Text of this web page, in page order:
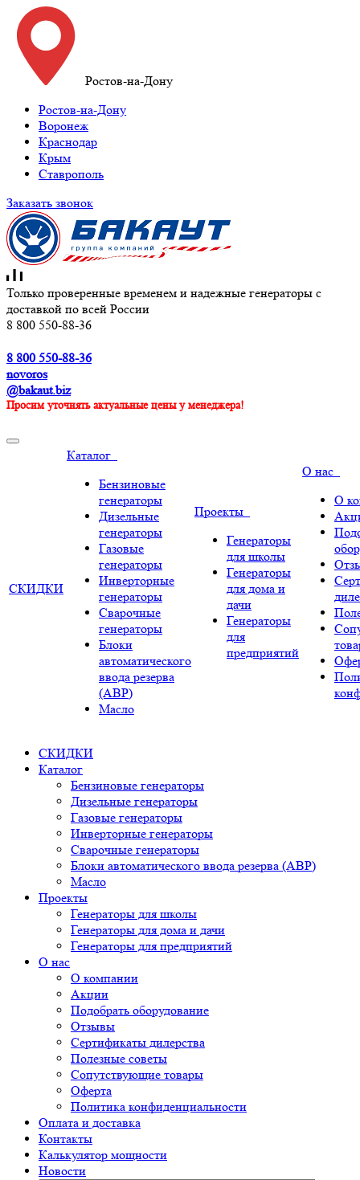
Ростов-на-Дону
Ростов-на-Дону
Воронеж
Краснодар
Крым
Ставрополь
Заказать звонок
Только проверенные временем и надежные генераторы с
доставкой по всей России
8 800 550-88-36
8 800 550-88-36
novoros
@bakaut.biz
Просим уточнять актуальные цены у менеджера!
СКИДКИ
Каталог
Бензиновые
генераторы
Дизельные
генераторы
Газовые
генераторы
Инверторные
генераторы
Сварочные
генераторы
Блоки
автоматического
ввода резерва
(АВР)
Масло
Проекты
Генераторы
для школы
Генераторы
для дома и
дачи
Генераторы
для
предприятий
О нас
О
СКИДКИ
Каталог
Бензиновые генераторы
Дизельные генераторы
Газовые генераторы
Инверторные генераторы
Сварочные генераторы
Блоки автоматического ввода резерва (АВР)
Масло
Проекты
Генераторы для школы
Генераторы для дома и дачи
Генераторы для предприятий
О нас
О компании
Акции
Подобрать оборудование
Отзывы
Сертификаты дилерства
Полезные советы
Сопутствующие товары
Оферта
Политика конфиденциальности
Оплата и доставка
Контакты
Калькулятор мощности
Новости